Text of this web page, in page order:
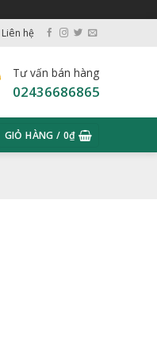
Liên hệ
Tư vấn bán hàng
02436686865
GIỎ HÀNG / 0₫